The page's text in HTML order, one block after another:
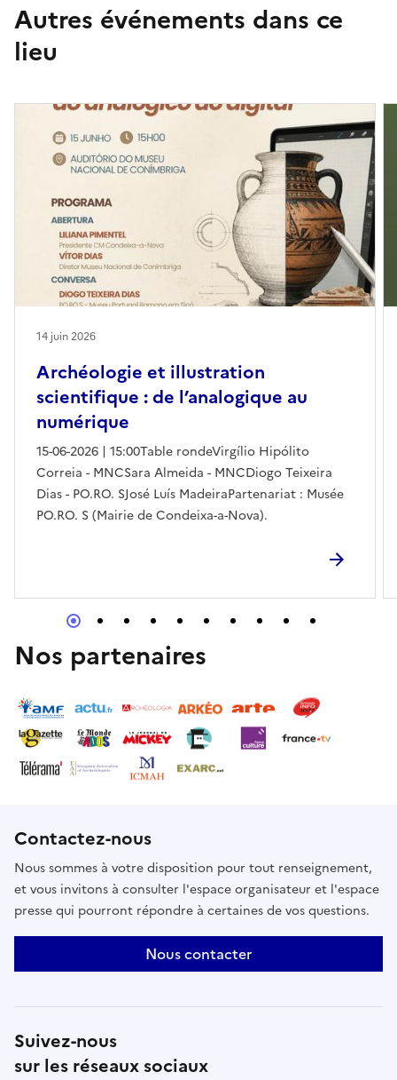
Autres événements dans ce
lieu
Archéologie et illustration
scientifique : de l’analogique au
numérique
15-06-2026 | 15:00Table rondeVirgílio Hipólito
Correia - MNCSara Almeida - MNCDiogo Teixeira
Dias - PO.RO. SJosé Luís MadeiraPartenariat : Musée
PO.RO. S (Mairie de Condeixa-a-Nova).
14 juin 2026
Nos partenaires
Contactez-nous
Nous sommes à votre disposition pour tout renseignement,
et vous invitons à consulter l'espace organisateur et l'espace
presse qui pourront répondre à certaines de vos questions.
Nous contacter
Suivez-nous
sur les réseaux sociaux